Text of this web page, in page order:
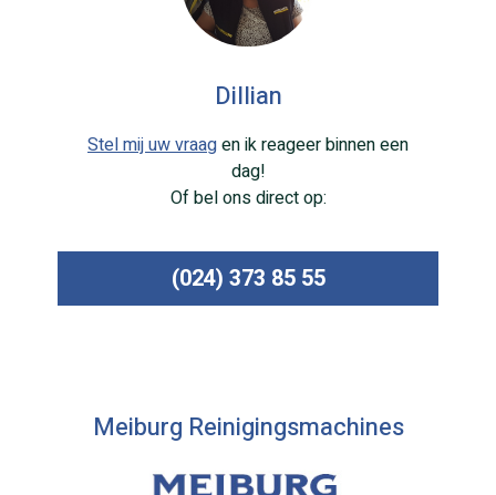
Dillian
Stel mij uw vraagen ik reageer binnen een
dag!
Of bel ons direct op:
(024) 373 85 55
Meiburg Reinigingsmachines